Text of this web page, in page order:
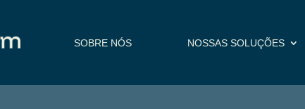
SOBRE NÓS NOSSAS SOLUÇÕES